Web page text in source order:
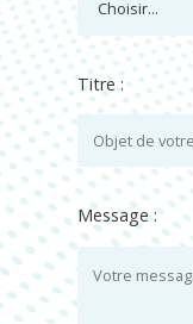
Titre :
Message :